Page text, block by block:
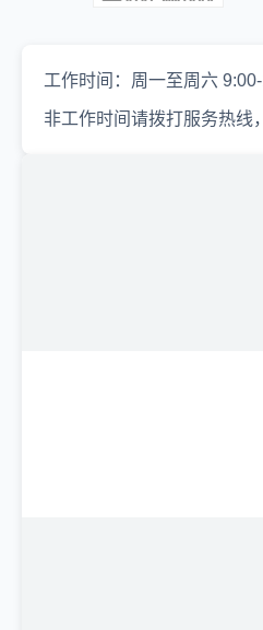
工作时间：周一至周六
非工作时间请拨打服务热线